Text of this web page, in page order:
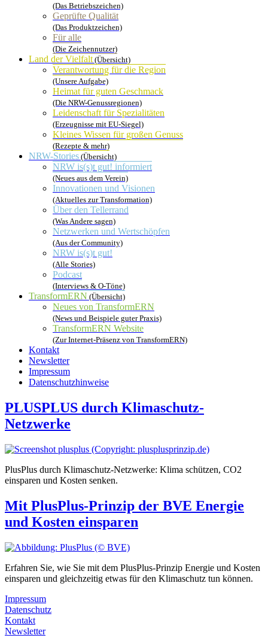
(Das Betriebszeichen)
Geprüfte Qualität
(Das Produktzeichen)
Für alle
(Die Zeichennutzer)
Land der Vielfalt(Übersicht)
Verantwortung für die Region
(Unsere Aufgabe)
Heimat für guten Geschmack
(Die NRW-Genussregionen)
Leidenschaft für Spezialitäten
(Erzeugnisse mit EU-Siegel)
Kleines Wissen für großen Genuss
(Rezepte & mehr)
NRW-Stories (Übersicht)
NRW is(s)t gut! informiert
(Neues aus dem Verein)
Innovationen und Visionen
(Aktuelles zur Transformation)
Über den Tellerrand
(Was Andere sagen)
Netzwerken und Wertschöpfen
(Aus der Community)
NRW is(s)t gut!
(Alle Stories)
Podcast
(Interviews & O-Töne)
TransformERN (Übersicht)
Neues von TransformERN
(News und Beispiele guter Praxis)
TransformERN Website
(Zur Internet-Präsenz von TransformERN)
Kontakt
Newsletter
Impressum
Datenschutzhinweise
PLUSPLUS durch Klimaschutz-
Netzwerke
PlusPlus durch Klimaschutz-Netzwerke: Klima schützen, CO2
einsparen und Kosten senken.
Mit PlusPlus-Prinzip der BVE Energie
und Kosten einsparen
Erfahren Sie, wie Sie mit dem PlusPlus-Prinzip Energie und Kosten
einsparen und gleichzeitig etwas für den Klimaschutz tun können.
Impressum
Datenschutz
Kontakt
Newsletter